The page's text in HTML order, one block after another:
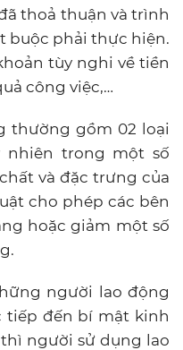
thoả thuận và trình
buộc phải thực hiện.
tùy nghi về tiền
công việc,…
thường gồm 02 loại
nhiên trong một số
và đặc trưng của
cho phép các bên
hoặc giảm một số
người lao động
tiếp đến bí mật kinh
người sử dụng lao